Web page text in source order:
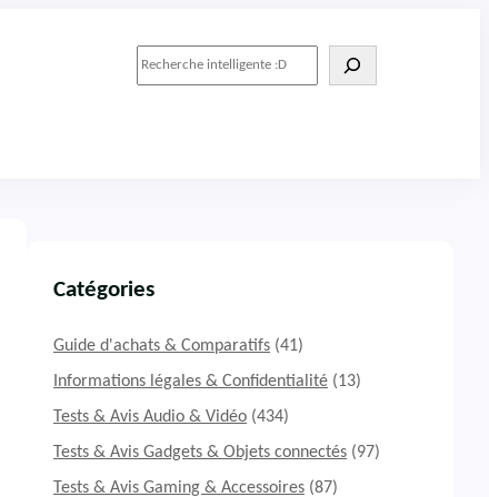
Catégories
Guide d'achats & Comparatifs (41)
Informations légales & Confidentialité (13)
Tests & Avis Audio & Vidéo (434)
Tests & Avis Gadgets & Objets connectés (97)
Tests & Avis Gaming & Accessoires (87)